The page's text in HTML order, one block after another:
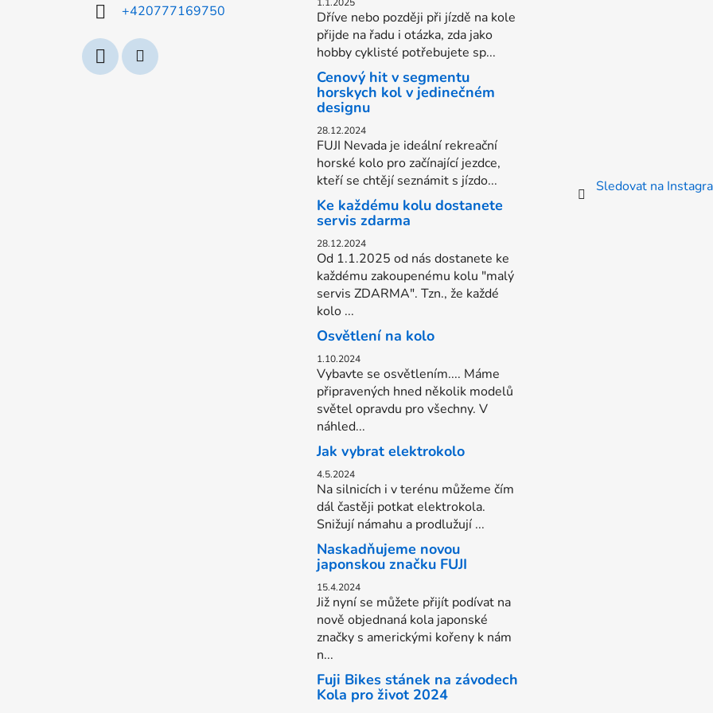
+420777169750 1.1.2025
Dříve nebo později při jízdě na kole
přijde na řadu i otázka, zda jako
hobby cyklisté potřebujete sp...
Cenový hit v segmentu
horskych kol v jedinečném
designu
28.12.2024
FUJI Nevada je ideální rekreační
horské kolo pro začínající jezdce,
kteří se chtějí seznámit s jízdo...
Ke každému kolu dostanete
servis zdarma
28.12.2024
Od 1.1.2025 od nás dostanete ke
každému zakoupenému kolu "malý
servis ZDARMA". Tzn., že každé
kolo ...
Osvětlení na kolo
1.10.2024
Vybavte se osvětlením.... Máme
připravených hned několik modelů
světel opravdu pro všechny. V
náhled...
Jak vybrat elektrokolo
4.5.2024
Na silnicích i v terénu můžeme čím
dál častěji potkat elektrokola.
Snižují námahu a prodlužují ...
Naskadňujeme novou
japonskou značku FUJI
15.4.2024
Již nyní se můžete přijít podívat na
nově objednaná kola japonské
značky s americkými kořeny k nám
n...
Fuji Bikes stánek na závodech
Kola pro život 2024
Sledovat na